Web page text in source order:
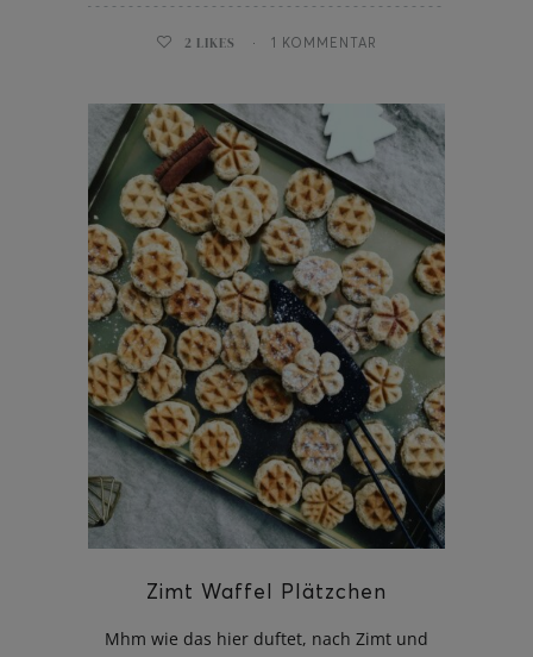
2 LIKES 1 KOMMENTAR
Zimt Waffel Plätzchen
Mhm wie das hier duftet, nach Zimt und